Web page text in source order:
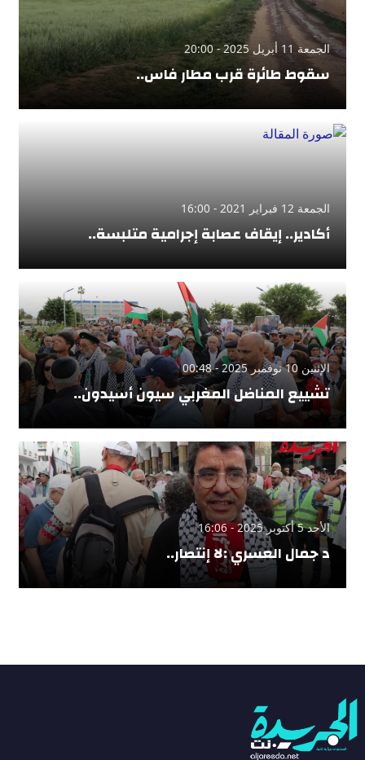
الجمعة 11 أبريل 2025 - 20:00
سقوط طائرة قرب مطار فاس..
الجمعة 12 فبراير 2021 - 16:00
أكادير.. إيقاف عصابة إجرامية متلبسة..
الإثنين 10 نوفمبر 2025 - 00:48
تشييع المناضل المغربي سيون أسيدون..
الأحد 5 أكتوبر 2025 - 16:06
د جمال العسري :لا إنتصار..